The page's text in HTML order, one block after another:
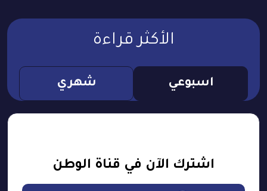
الأكثر قراءة
اسبوعي شهري
اشترك الآن في قناة الوطن